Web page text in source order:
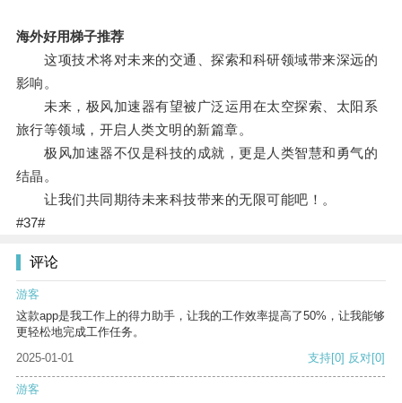
海外好用梯子推荐
这项技术将对未来的交通、探索和科研领域带来深远的
影响。
未来，极风加速器有望被广泛运用在太空探索、太阳系
旅行等领域，开启人类文明的新篇章。
极风加速器不仅是科技的成就，更是人类智慧和勇气的
结晶。
让我们共同期待未来科技带来的无限可能吧！。
#37#
评论
游客
这款app是我工作上的得力助手，让我的工作效率提高了50%，让我能够
更轻松地完成工作任务。
2025-01-01
支持[0] 反对[0]
游客